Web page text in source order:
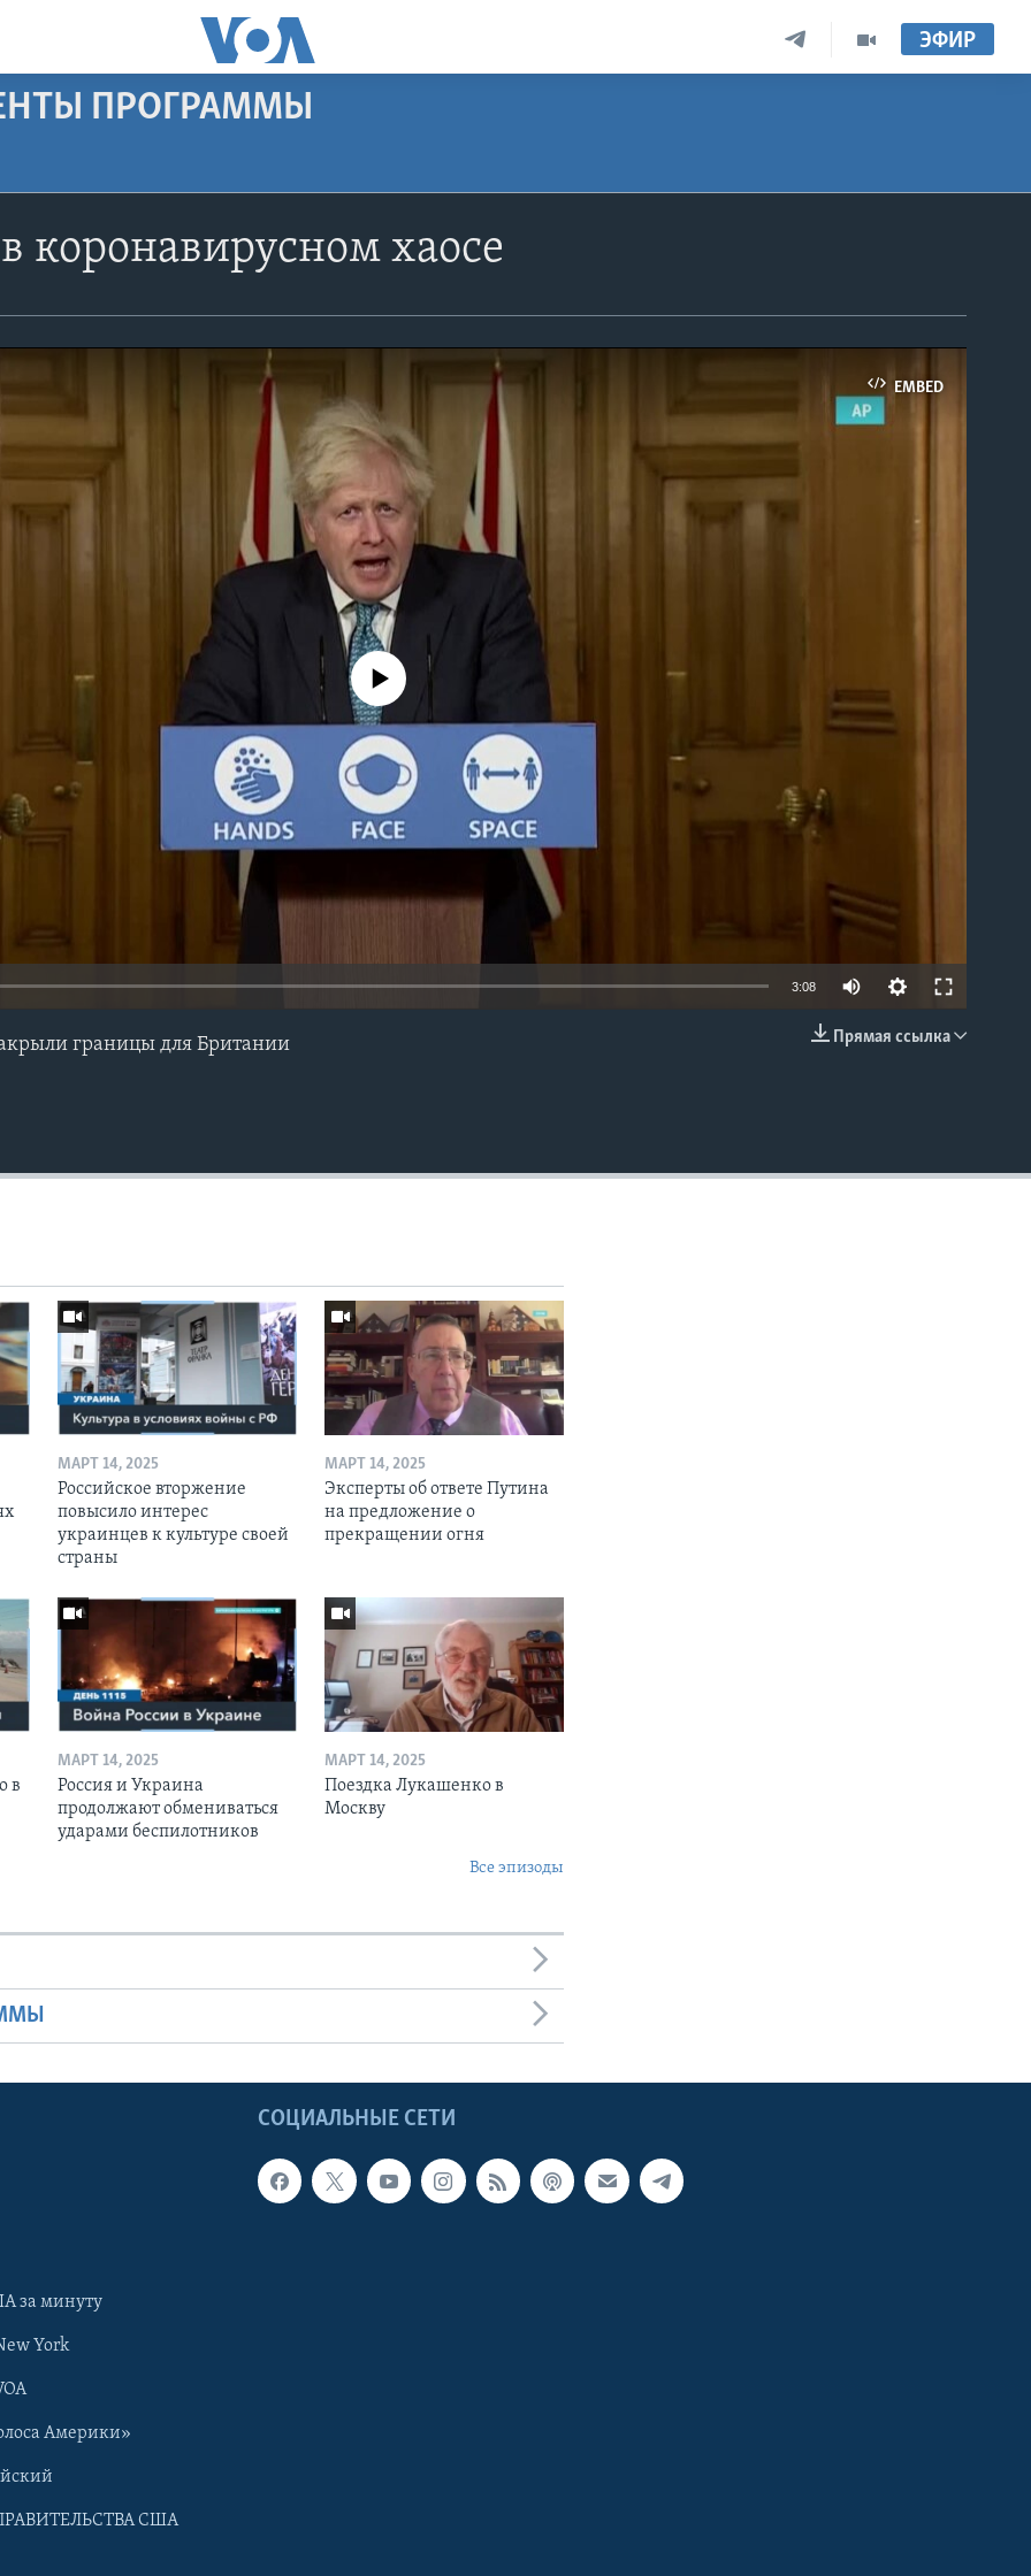
ЭФИР
ПРОГРАММЫ
коронавирусном хаосе
EMBED
No media source currently available
3:08
Прямая ссылка
границы для Британии
МАРТ 14, 2025
Российское вторжение
повысило интерес
украинцев к культуре своей
страны
МАРТ 14, 2025
Эксперты об ответе Путина
на предложение о
прекращении огня
в
МАРТ 14, 2025
Россия и Украина
продолжают обмениваться
ударами беспилотников
МАРТ 14, 2025
Поездка Лукашенко в
Москву
Все эпизоды
СОЦИАЛЬНЫЕ СЕТИ
за минуту
York
Америки»
США